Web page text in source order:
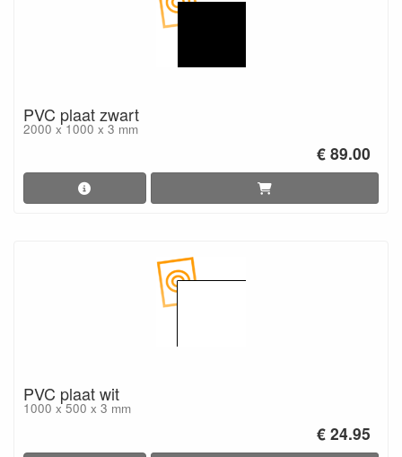
PVC plaat zwart
2000 x 1000 x 3 mm
€ 89.00
PVC plaat wit
1000 x 500 x 3 mm
€ 24.95